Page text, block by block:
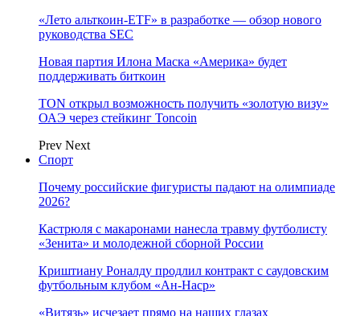
«Лето альткоин-ETF» в разработке — обзор нового
руководства SEC
Новая партия Илона Маска «Америка» будет
поддерживать биткоин
TON открыл возможность получить «золотую визу»
ОАЭ через стейкинг Toncoin
Prev Next
Спорт
Почему российские фигуристы падают на олимпиаде
2026?
Кастрюля с макаронами нанесла травму футболисту
«Зенита» и молодежной сборной России
Криштиану Роналду продлил контракт с саудовским
футбольным клубом «Ан-Наср»
«Витязь» исчезает прямо на наших глазах